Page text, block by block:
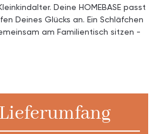
Deine HOMEBASE passt
Deines Glücks an. Ein Schläfchen
am Familientisch sitzen -